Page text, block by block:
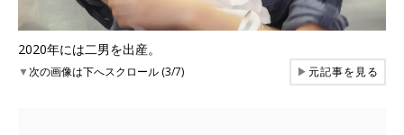
2020年には二男を出産。
▼次の画像は下へスクロール (3/7) ▶元記事を見る